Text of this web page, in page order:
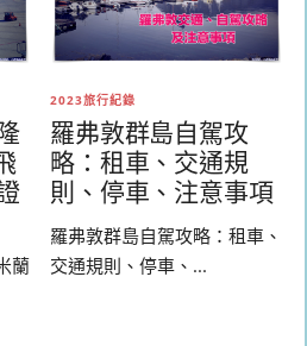
蘭
2023旅行紀錄
羅弗敦群島自駕攻
略：租車、交通規
則、停車、注意事項
羅弗敦群島自駕攻略：租車、
交通規則、停車、...